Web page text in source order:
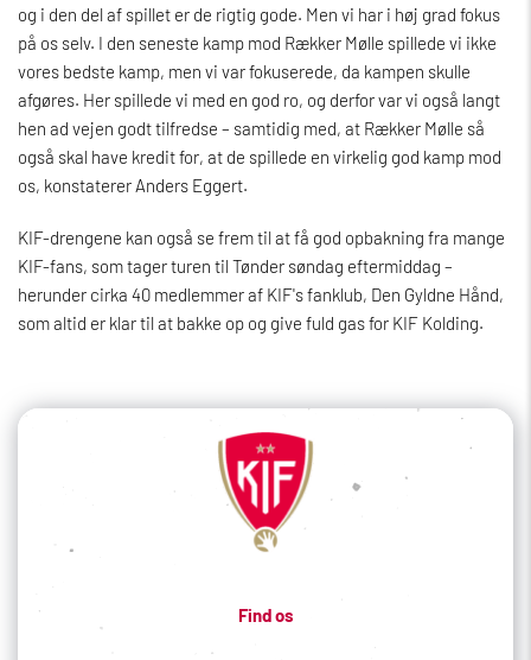
og i den del af spillet er de rigtig gode. Men vi har i høj grad fokus
på os selv. I den seneste kamp mod Rækker Mølle spillede vi ikke
vores bedste kamp, men vi var fokuserede, da kampen skulle
afgøres. Her spillede vi med en god ro, og derfor var vi også langt
hen ad vejen godt tilfredse – samtidig med, at Rækker Mølle så
også skal have kredit for, at de spillede en virkelig god kamp mod
os, konstaterer Anders Eggert.
KIF-drengene kan også se frem til at få god opbakning fra mange
KIF-fans, som tager turen til Tønder søndag eftermiddag –
herunder cirka 40 medlemmer af KIF's fanklub, Den Gyldne Hånd,
som altid er klar til at bakke op og give fuld gas for KIF Kolding.
Find os